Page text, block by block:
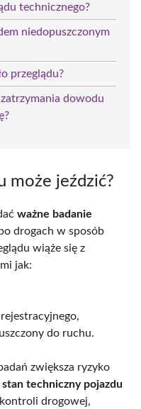
technicznego?
niedopuszczonym
przeglądu?
dowodu
może jeździć?
ważne badanie
drogach w sposób
wiąże się z
jak:
do ruchu.
zwiększa ryzyko
stan techniczny pojazdu
drogowej,